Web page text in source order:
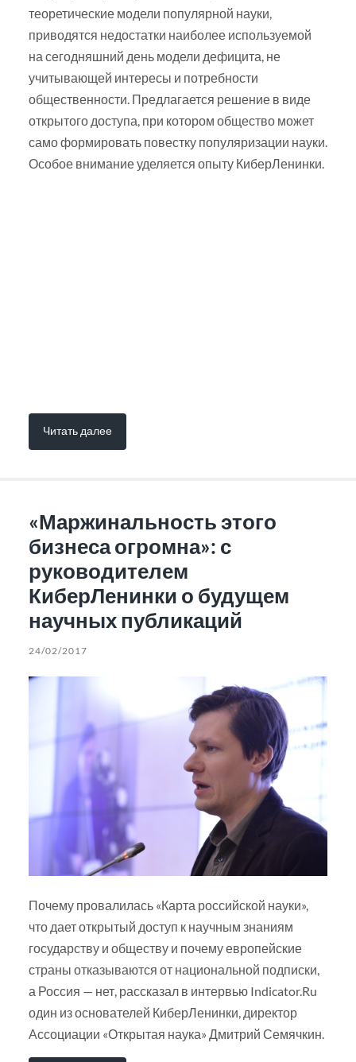
теоретические модели популярной науки,
приводятся недостатки наиболее используемой
на сегодняшний день модели дефицита, не
учитывающей интересы и потребности
общественности. Предлагается решение в виде
открытого доступа, при котором общество может
само формировать повестку популяризации науки.
Особое внимание уделяется опыту КиберЛенинки.
Читать далее
«Маржинальность этого
бизнеса огромна»: с
руководителем
КиберЛенинки о будущем
научных публикаций
24/02/2017
Почему провалилась «Карта российской науки»,
что дает открытый доступ к научным знаниям
государству и обществу и почему европейские
страны отказываются от национальной подписки,
а Россия — нет, рассказал в интервью Indicator.Ru
один из основателей КиберЛенинки, директор
Ассоциации «Открытая наука» Дмитрий Семячкин.